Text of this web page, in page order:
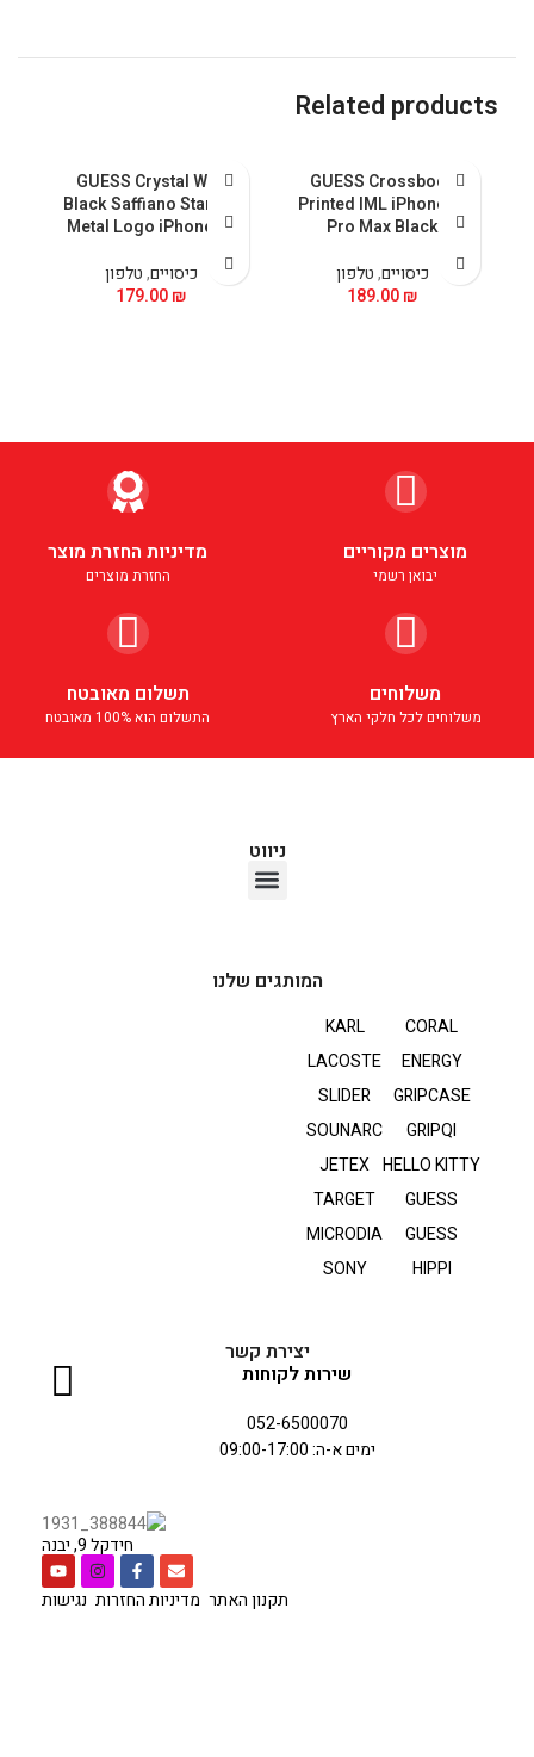
Related products
GUESS Crossbody
Printed IML iPhone 15
Pro Max Black
כיסויים,טלפון
189.00₪
GUESS Crystal With
Black Saffiano Stand &
Metal Logo iPhone 15
כיסויים,טלפון
179.00₪
מוצרים מקוריים
יבואן רשמי
מדיניות החזרת מוצר
החזרת מוצרים
משלוחים
משלוחים לכל חלקי הארץ
תשלום מאובטח
התשלום הוא 100% מאובטח
ניווט
המותגים שלנו
CORAL
ENERGY
GRIPCASE
GRIPQI
HELLO KITTY
GUESS
GUESS
HIPPI
KARL
LACOSTE
SLIDER
SOUNARC
JETEX
TARGET
MICRODIA
SONY
יצירת קשר
שירות לקוחות
052-6500070
ימים א-ה: 09:00-17:00
חידקל 9, יבנה
תקנון האתר מדיניות החזרות נגישות